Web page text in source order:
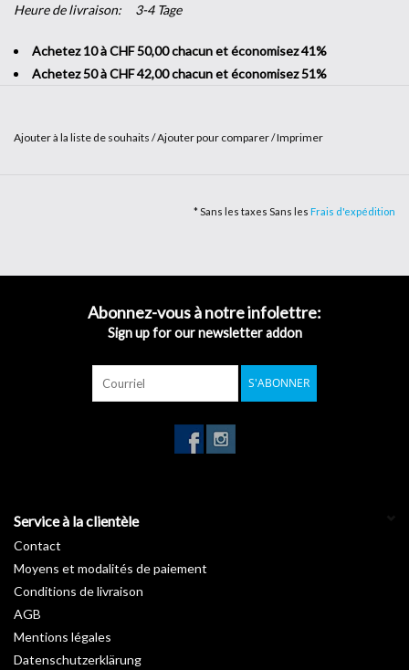
Heure de livraison:
3-4 Tage
Achetez 10 à CHF 50,00 chacun et économisez 41%
Achetez 50 à CHF 42,00 chacun et économisez 51%
aux textures hypnotiques des nombreux modèles de la gamme.
goût et de nuances …
10 ans
Température d'installation :
De +15°C à +25°C
Ajouter à la liste de souhaits /Ajouter pour comparer/Imprimer
* Sans les taxes Sans les Frais d'expédition
Abonnez-vous à notre infolettre:
Sign up for our newsletter addon
S'ABONNER
Service à la clientèle
Contact
Moyens et modalités de paiement
Conditions de livraison
AGB
Mentions légales
Datenschutzerklärung